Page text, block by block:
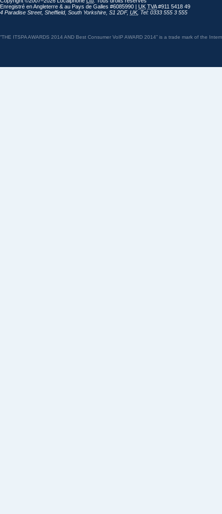
Enregistré en Angleterre & au Pays de Galles #6085990 | UK TVA#911 5418 49
4 Paradise Street, Sheffield, South Yorkshire S1 2DF, UK, Tel: 0333 555 3 555
“THE ITSPA AWARDS 2014 AND Best Consumer VoIP AWARD 2014” is a trade mark of the